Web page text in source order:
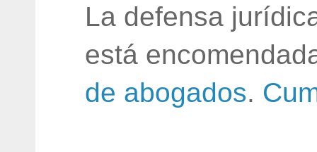
La defensa
está
de abogados.